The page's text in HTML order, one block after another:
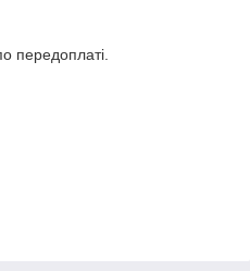
передоплаті.